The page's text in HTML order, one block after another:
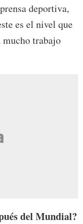
deportiva,
es el nivel que
mucho trabajo
del Mundial?